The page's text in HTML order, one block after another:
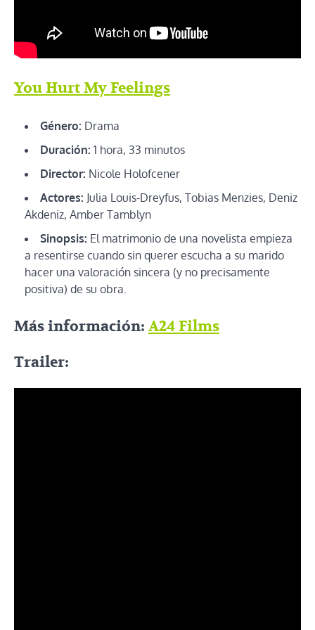
You Hurt My Feelings
Género: Drama
Duración: 1 hora, 33 minutos
Director: Nicole Holofcener
Actores: Julia Louis-Dreyfus, Tobias Menzies, Deniz
Akdeniz, Amber Tamblyn
Sinopsis: El matrimonio de una novelista empieza
a resentirse cuando sin querer escucha a su marido
hacer una valoración sincera (y no precisamente
positiva) de su obra.
Más información:A24 Films
Trailer: